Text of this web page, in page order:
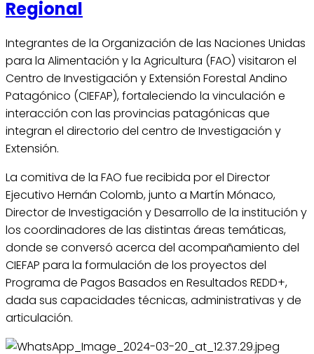
Regional
Integrantes de la Organización de las Naciones Unidas
para la Alimentación y la Agricultura (FAO) visitaron el
Centro de Investigación y Extensión Forestal Andino
Patagónico (CIEFAP), fortaleciendo la vinculación e
interacción con las provincias patagónicas que
integran el directorio del centro de Investigación y
Extensión.
La comitiva de la FAO fue recibida por el Director
Ejecutivo Hernán Colomb, junto a Martín Mónaco,
Director de Investigación y Desarrollo de la institución y
los coordinadores de las distintas áreas temáticas,
donde se conversó acerca del acompañamiento del
CIEFAP para la formulación de los proyectos del
Programa de Pagos Basados en Resultados REDD+,
dada sus capacidades técnicas, administrativas y de
articulación.